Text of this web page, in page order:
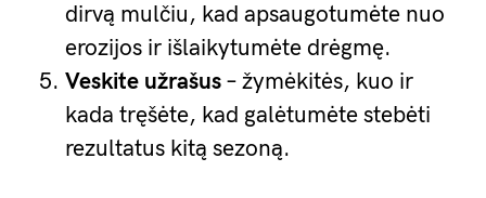
dirvą mulčiu, kad apsaugotumėte nuo
erozijos ir išlaikytumėte drėgmę.
Veskite užrašus – žymėkitės, kuo ir
kada tręšėte, kad galėtumėte stebėti
rezultatus kitą sezoną.